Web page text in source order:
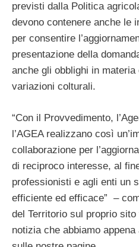
previsti dalla Politica
devono contenere anche le
per consentire
presentazione della
anche gli obblighi in
variazioni colturali.
“Con il Provvedimento,
l’AGEA realizzano così
collaborazione per
di reciproco interesse, al
professionisti e agli enti un
efficiente ed efficace” –
del Territorio sul proprio
notizia che abbiamo